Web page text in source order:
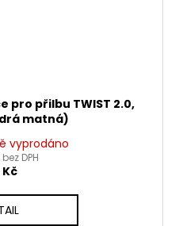
přilbu TWIST 2.0,
matná)
vyprodáno
DPH
Kč